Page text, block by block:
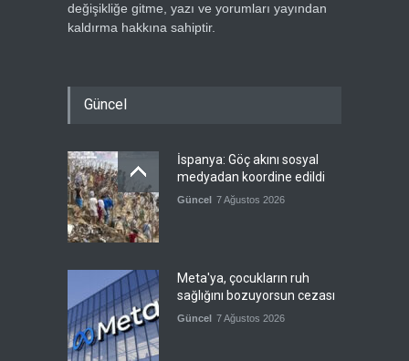
değişikliğe gitme, yazı ve yorumları yayından
kaldırma hakkına sahiptir.
Güncel
İspanya: Göç akını sosyal
medyadan koordine edildi
Güncel 7 Ağustos 2026
Meta'ya, çocukların ruh
sağlığını bozuyorsun cezası
Güncel 7 Ağustos 2026